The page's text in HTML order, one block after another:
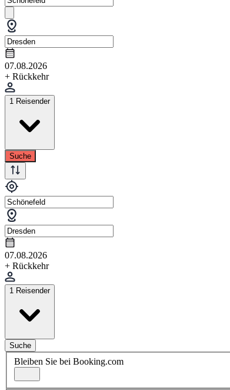
07.08.2026
+ Rückkehr
1 Reisender
Suche
07.08.2026
+ Rückkehr
1 Reisender
Suche
Bleiben Sie bei Booking.com